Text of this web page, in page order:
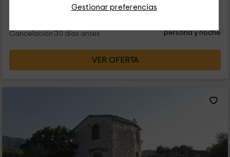
Gestionar preferencias
Cancelación 30 días antes persona y noche
VER OFERTA